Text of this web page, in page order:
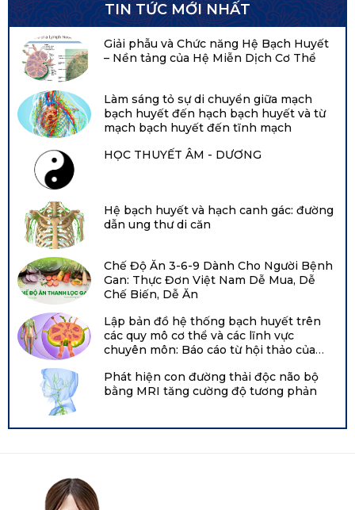
TIN TỨC MỚI NHẤT
Giải phẫu và Chức năng Hệ Bạch Huyết
– Nền tảng của Hệ Miễn Dịch Cơ Thể
Làm sáng tỏ sự di chuyển giữa mạch
bạch huyết đến hạch bạch huyết và từ
mạch bạch huyết đến tĩnh mạch
HỌC THUYẾT ÂM - DƯƠNG
Hệ bạch huyết và hạch canh gác: đường
dẫn ung thư di căn
Chế Độ Ăn 3-6-9 Dành Cho Người Bệnh
Gan: Thực Đơn Việt Nam Dễ Mua, Dễ
Chế Biến, Dễ Ăn
Lập bản đồ hệ thống bạch huyết trên
các quy mô cơ thể và các lĩnh vực
chuyên môn: Báo cáo từ hội thảo của
2021 tại Hội nghị chuyên đề về bạch
huyết Boston
Phát hiện con đường thải độc não bộ
bằng MRI tăng cường độ tương phản